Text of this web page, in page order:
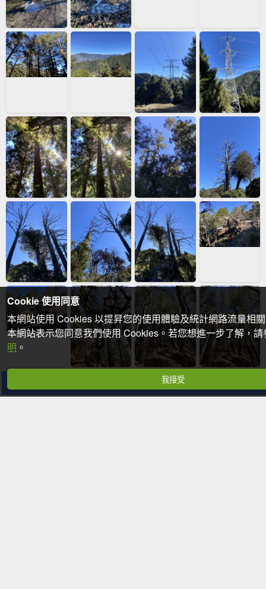
分享
Cookie 使用同意
本網站使用 Cookies 以提昇您的使用體驗及統計網路流量相
本網站表示您同意我們使用 Cookies。若您想進一步了解，
明 。
我接受